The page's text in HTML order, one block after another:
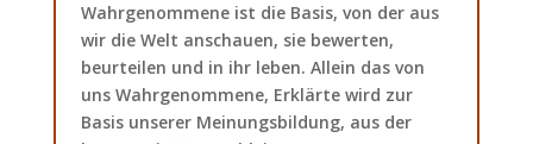
Wahrgenommene ist die Basis, von der aus
wir die Welt anschauen, sie bewerten,
beurteilen und in ihr leben. Allein das von
uns Wahrgenommene, Erklärte wird zur
Basis unserer Meinungsbildung, aus der